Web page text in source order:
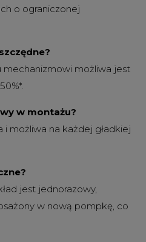
o ograniczonej
mechanizmowi możliwa jest
w montażu?
i możliwa na każdej gładkiej
jest jednorazowy,
w nową pompkę, co